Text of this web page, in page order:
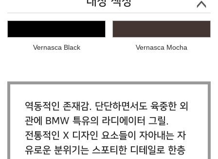
Vernasca Black Vernasca Mocha
역동적인 존재감. 단단하면서도 육중한 외
관에 BMW 특유의 라디에이터 그릴.
전통적인 X 디자인 요소들이 자아내는 자
유로운 분위기는 스포티한 디테일로 한층